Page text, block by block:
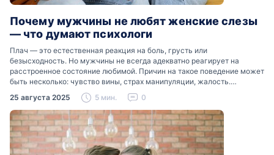
Почему мужчины не любят женские слезы
— что думают психологи
Плач — это естественная реакция на боль, грусть или
безысходность. Но мужчины не всегда адекватно реагирует на
расстроенное состояние любимой. Причин на такое поведение может
быть несколько: чувство вины, страх манипуляции, жалость.
Разобраться, почему мужчины боятся женских слез, помогут советы
психологов…
25 августа 2025 5 мин. 0